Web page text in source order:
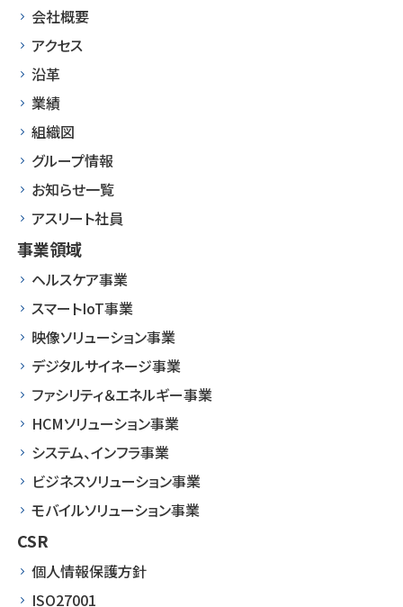
会社概要
アクセス
沿革
業績
組織図
グループ情報
お知らせ一覧
アスリート社員
事業領域
ヘルスケア事業
スマートIoT事業
映像ソリューション事業
デジタルサイネージ事業
ファシリティ＆エネルギー事業
HCMソリューション事業
システム、インフラ事業
ビジネスソリューション事業
モバイルソリューション事業
CSR
個人情報保護方針
ISO27001